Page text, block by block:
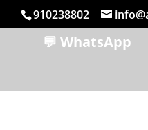
910238802
💬 WhatsApp